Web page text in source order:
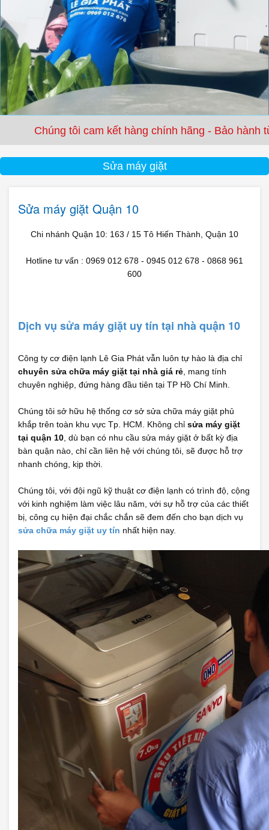
tôi cam kết hàng chính hãng - Bảo hành từ 3 tháng
Sửa máy giặt
Sửa máy giặt Quận 10
Chi nhánh Quận 10: 163 / 15 Tô Hiến Thành, Quận 10
Hotline tư vấn : 0969 012 678 - 0945 012 678 - 0868 961
600
Dịch vụ sửa máy giặt uy tín tại nhà quận 10
Công ty cơ điện lạnh Lê Gia Phát vẫn luôn tự hào là địa chỉ
chuyên sửa chữa máy giặt tại nhà giá rẻ , mang tính
chuyên nghiệp, đứng hàng đầu tiên tại TP Hồ Chí Minh.
Chúng tôi sở hữu hệ thống cơ sở sửa chữa máy giặt phủ
khắp trên toàn khu vực Tp. HCM. Không chỉ sửa máy giặt
tại quận 10 , dù bạn có nhu cầu sửa máy giặt ở bất kỳ địa
bàn quận nào, chỉ cần liên hệ với chúng tôi, sẽ được hỗ trợ
nhanh chóng, kịp thời.
Chúng tôi, với đội ngũ kỹ thuật cơ điện lạnh có trình độ, cộng
với kinh nghiệm làm việc lâu năm, với sự hỗ trợ của các thiết
bị, công cụ hiện đại chắc chắn sẽ đem đến cho bạn dịch vụ
sửa chữa máy giặt uy tín nhất hiện nay.